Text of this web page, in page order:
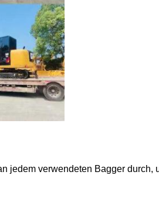
jedem verwendeten Bagger durch,